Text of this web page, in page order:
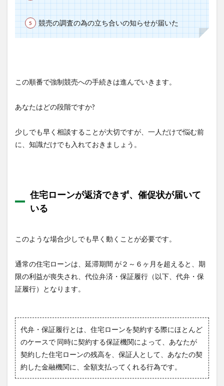
競売の調査の為の立ち合いの知らせが届いた
この順番で強制競売への手続きは進んでいきます。
あなたはどの段階ですか?
少しでも早く相談することが大切ですが、一人だけで悩む前
に、知識だけでも入れておきましょう。
住宅ローンが返済できず、催促状が届いて
いる
このような場合少しでも早く動くことが必要です。
通常の住宅ローンは、延滞期間 が２～６ヶ月を超えると、期
限の利益が喪失され、代位弁済・保証履行（以下、代弁・保
証履行）となります。
代弁・保証履行とは、住宅ローンを契約する際にほとんど
のケースで 同時に契約する保証機関によって、あなたが
契約した住宅ローンの残高を、保証人として、あなたの契
約した金融機関に、全額支払ってくれる行為です。